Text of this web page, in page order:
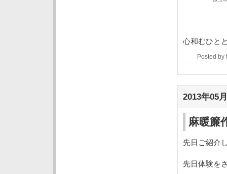
心和むひと
Posted
2013年05
麻暖
先日ご紹介
先日体験を